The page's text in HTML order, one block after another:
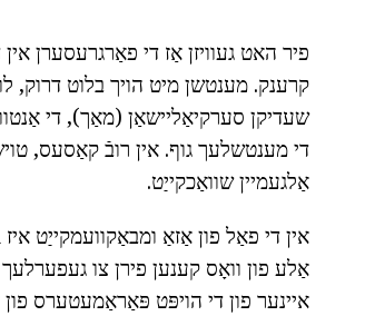
פיר האט געוויזן אַז די פאַרגרעסערן
קרענק. מענטשן מיט הויך בלוט דרוק,
שעדיקן סערקיאַליישאַן (מאַך), די
די מענטשלעך גוף. אין רובֿ קאַסעס,
אַלגעמיין שוואַכקייַט.
אַלע פון וואָס קענען פירן צו